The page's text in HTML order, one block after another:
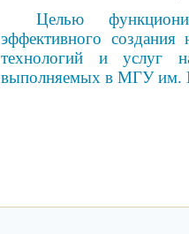
Целью
эффективного
технологий и услуг
выполняемых в МГУ им.